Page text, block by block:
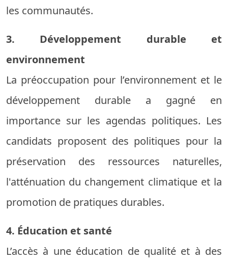
les communautés.
3. Développement durable et
environnement
La préoccupation pour l’environnement et le
développement durable a gagné en
importance sur les agendas politiques. Les
candidats proposent des politiques pour la
préservation des ressources naturelles,
l'atténuation du changement climatique et la
promotion de pratiques durables.
4. Éducation et santé
L’accès à une éducation de qualité et à des